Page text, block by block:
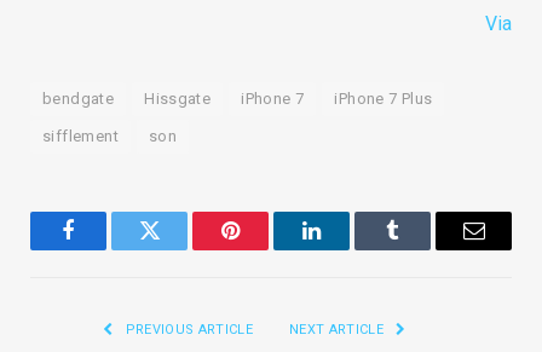
Via
bendgate Hissgate iPhone 7 iPhone 7 Plus
sifflement son
FacebookTwitter Pinterest LinkedInTumblr Email
PREVIOUS ARTICLE NEXT ARTICLE